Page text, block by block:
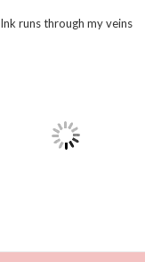
Ink runs through my veins